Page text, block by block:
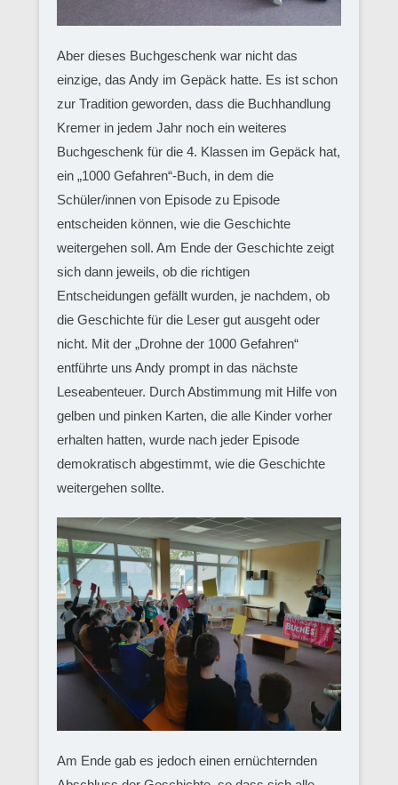
Aber dieses Buchgeschenk war nicht das
einzige, das Andy im Gepäck hatte. Es ist schon
zur Tradition geworden, dass die Buchhandlung
Kremer in jedem Jahr noch ein weiteres
Buchgeschenk für die 4. Klassen im Gepäck hat,
ein „1000 Gefahren“-Buch, in dem die
Schüler/innen von Episode zu Episode
entscheiden können, wie die Geschichte
weitergehen soll. Am Ende der Geschichte zeigt
sich dann jeweils, ob die richtigen
Entscheidungen gefällt wurden, je nachdem, ob
die Geschichte für die Leser gut ausgeht oder
nicht. Mit der „Drohne der 1000 Gefahren“
entführte uns Andy prompt in das nächste
Leseabenteuer. Durch Abstimmung mit Hilfe von
gelben und pinken Karten, die alle Kinder vorher
erhalten hatten, wurde nach jeder Episode
demokratisch abgestimmt, wie die Geschichte
weitergehen sollte.
Am Ende gab es jedoch einen ernüchternden